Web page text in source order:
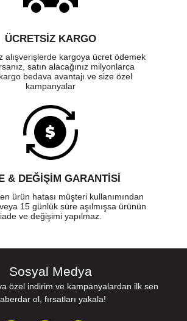
ÜCRETSIZ KARGO
alışverişlerde kargoya ücret ödemek
satın alacağınız milyonlarca
bedava avantajı ve size özel
kampanyalar
& DEĞİŞİM GARANTİSİ
ürün hatası müşteri kullanımından
15 günlük süre aşılmışsa ürünün
iade ve değişimi yapılmaz.
Sosyal Medya
özel indirim ve kampanyalardan ilk sen
ol, fırsatları yakala!